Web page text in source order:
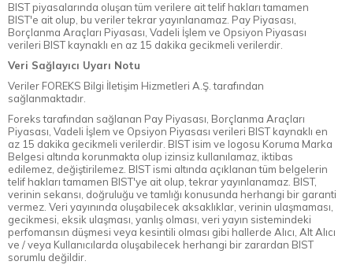
BIST piyasalarında oluşan tüm verilere ait telif hakları tamamen
BIST'e ait olup, bu veriler tekrar yayınlanamaz. Pay Piyasası,
Borçlanma Araçları Piyasası, Vadeli İşlem ve Opsiyon Piyasası
verileri BIST kaynaklı en az 15 dakika gecikmeli verilerdir.
Veri Sağlayıcı Uyarı Notu
Veriler FOREKS Bilgi İletişim Hizmetleri A.Ş. tarafından
sağlanmaktadır.
Foreks tarafından sağlanan Pay Piyasası, Borçlanma Araçları
Piyasası, Vadeli İşlem ve Opsiyon Piyasası verileri BIST kaynaklı en
az 15 dakika gecikmeli verilerdir. BIST isim ve logosu Koruma Marka
Belgesi altında korunmakta olup izinsiz kullanılamaz, iktibas
edilemez, değiştirilemez. BIST ismi altında açıklanan tüm belgelerin
telif hakları tamamen BIST'ye ait olup, tekrar yayınlanamaz. BIST,
verinin sekansı, doğruluğu ve tamlığı konusunda herhangi bir garanti
vermez. Veri yayınında oluşabilecek aksaklıklar, verinin ulaşmaması,
gecikmesi, eksik ulaşması, yanlış olması, veri yayın sistemindeki
perfomansın düşmesi veya kesintili olması gibi hallerde Alıcı, Alt Alıcı
ve / veya Kullanıcılarda oluşabilecek herhangi bir zarardan BIST
sorumlu değildir.